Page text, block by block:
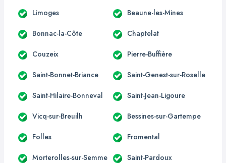
Limoges Beaune-les-Mines
Bonnac-la-Côte Chaptelat
Couzeix Pierre-Buffière
Saint-Bonnet-Briance Saint-Genest-sur-Roselle
Saint-Hilaire-Bonneval Saint-Jean-Ligoure
Vicq-sur-Breuilh Bessines-sur-Gartempe
Folles Fromental
Morterolles-sur-Semme Saint-Pardoux